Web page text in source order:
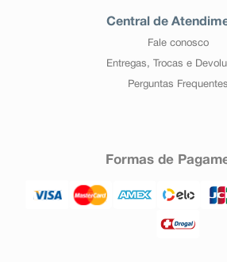
Central de
Fale conosco
Entregas, Trocas e
Perguntas Frequentes
Formas de